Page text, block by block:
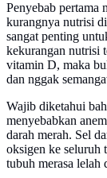
Penyebab pertama
kurangnya nutrisi
sangat penting
kekurangan nutrisi
vitamin D, maka
dan nggak
Wajib diketahui
menyebabkan
darah merah. Sel
oksigen ke seluruh
tubuh merasa lelah